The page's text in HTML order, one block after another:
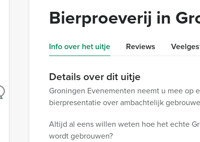
Bierproeverij in
Info over het uitje Reviews
Details over dit uitje
Groningen Evenementen neemt u mee op
bierpresentatie over ambachtelijk
Altijd al eens willen weten hoe het echte
wordt gebrouwen?